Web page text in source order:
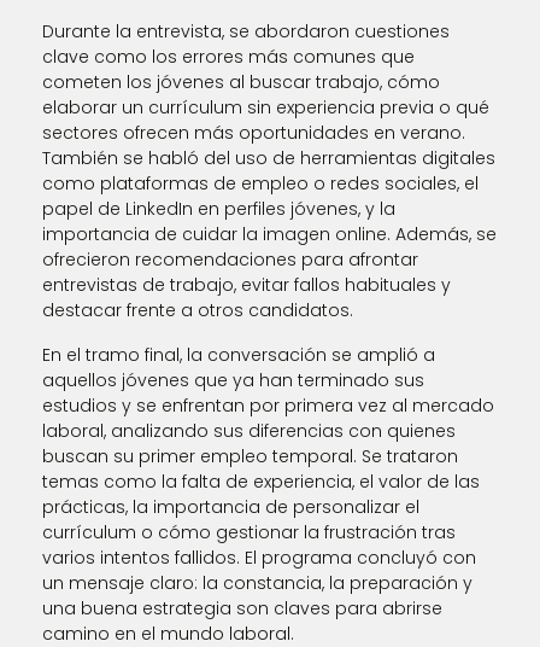
Durante la entrevista, se abordaron cuestiones
clave como los errores más comunes que
cometen los jóvenes al buscar trabajo, cómo
elaborar un currículum sin experiencia previa o qué
sectores ofrecen más oportunidades en verano.
También se habló del uso de herramientas digitales
como plataformas de empleo o redes sociales, el
papel de LinkedIn en perfiles jóvenes, y la
importancia de cuidar la imagen online. Además, se
ofrecieron recomendaciones para afrontar
entrevistas de trabajo, evitar fallos habituales y
destacar frente a otros candidatos.
En el tramo final, la conversación se amplió a
aquellos jóvenes que ya han terminado sus
estudios y se enfrentan por primera vez al mercado
laboral, analizando sus diferencias con quienes
buscan su primer empleo temporal. Se trataron
temas como la falta de experiencia, el valor de las
prácticas, la importancia de personalizar el
currículum o cómo gestionar la frustración tras
varios intentos fallidos. El programa concluyó con
un mensaje claro: la constancia, la preparación y
una buena estrategia son claves para abrirse
camino en el mundo laboral.